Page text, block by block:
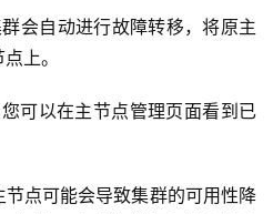
会自动进行故障转移，将原主
上。
可以在主节点管理页面看到已
点可能会导致集群的可用性降